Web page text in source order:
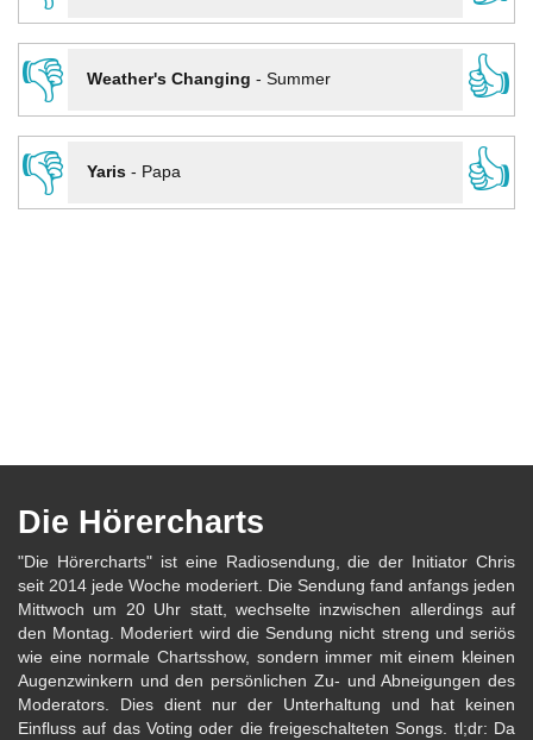
👎
Weather's Changing - Summer
👍
👎
Yaris- Papa 👍
Die Hörercharts
"Die Hörercharts" ist eine Radiosendung, die der Initiator Chris
seit 2014 jede Woche moderiert. Die Sendung fand anfangs jeden
Mittwoch um 20 Uhr statt, wechselte inzwischen allerdings auf
den Montag. Moderiert wird die Sendung nicht streng und seriös
wie eine normale Chartsshow, sondern immer mit einem kleinen
Augenzwinkern und den persönlichen Zu- und Abneigungen des
Moderators. Dies dient nur der Unterhaltung und hat keinen
Einfluss auf das Voting oder die freigeschalteten Songs. tl;dr: Da